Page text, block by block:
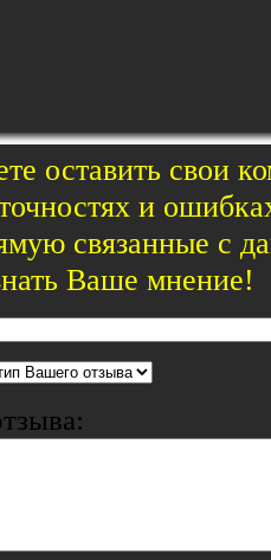
оставить свои
и
связанные с
Ваше мнение!